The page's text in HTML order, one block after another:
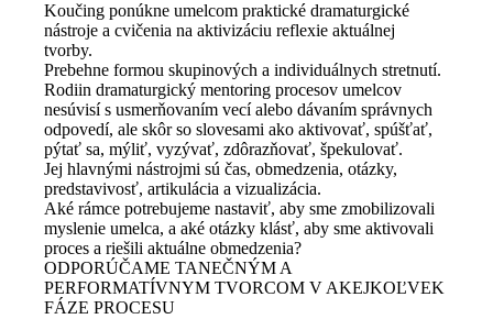
Koučing ponúkne umelcom praktické dramaturgické
nástroje a cvičenia na aktivizáciu reflexie aktuálnej
tvorby.
Prebehne formou skupinových a individuálnych stretnutí.
Rodiin dramaturgický mentoring procesov umelcov
nesúvisí s usmerňovaním vecí alebo dávaním správnych
odpovedí, ale skôr so slovesami ako aktivovať, spúšťať,
pýtať sa, mýliť, vyzývať, zdôrazňovať, špekulovať.
Jej hlavnými nástrojmi sú čas, obmedzenia, otázky,
predstavivosť, artikulácia a vizualizácia.
Aké rámce potrebujeme nastaviť, aby sme zmobilizovali
myslenie umelca, a aké otázky klásť, aby sme aktivovali
proces a riešili aktuálne obmedzenia?
ODPORÚČAME TANEČNÝM A
PERFORMATÍVNYM TVORCOM V AKEJKOĽVEK
FÁZE PROCESU